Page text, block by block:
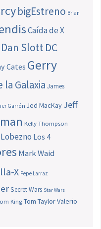
bigEstreno Brian
Caída de X
Dan SlottDC
Cates Gerry
la Galaxia James
Garrón Jed MacKay Jeff
Kelly Thompson
Lobezno Los 4
Mark Waid
X Pepe Larraz
Secret Wars Star Wars
King Tom TaylorValerio